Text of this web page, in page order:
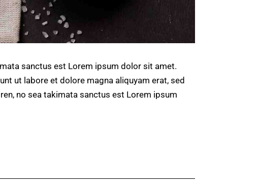
sanctus est Lorem ipsum dolor sit amet.
ut labore et dolore magna aliquyam erat, sed
no sea takimata sanctus est Lorem ipsum